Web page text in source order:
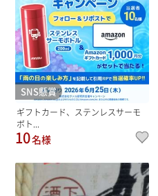
SNS懸賞
ギフトカード、ステンレスサーモ
ボト...
10名様